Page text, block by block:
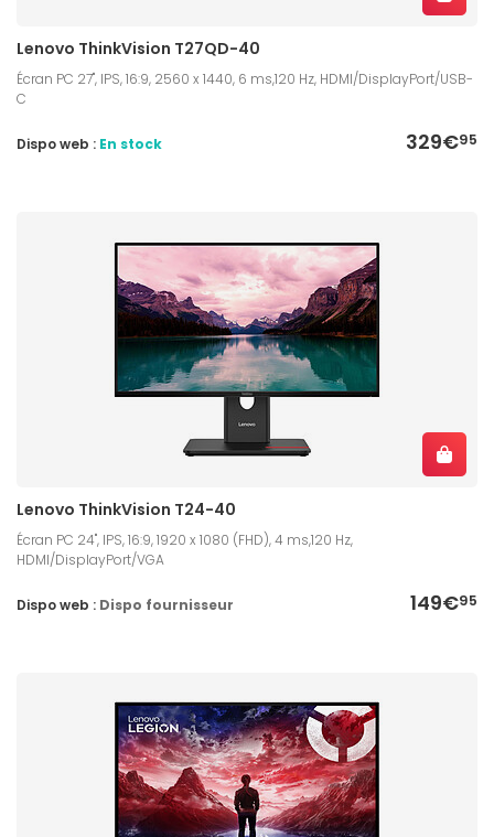
Lenovo ThinkVision T27QD-40
Écran PC 27", IPS, 16:9, 2560 x 1440, 6 ms,120 Hz, HDMI/DisplayPort/USB-
C
329€95
Dispo web : En stock
Lenovo ThinkVision T24-40
Écran PC 24", IPS, 16:9, 1920 x 1080 (FHD), 4 ms,120 Hz,
HDMI/DisplayPort/VGA
149€95
Dispo web : Dispo fournisseur